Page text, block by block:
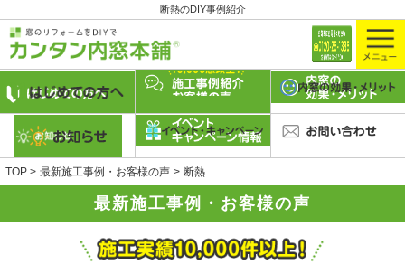
断熱のDIY事例紹介
最新施工事例・お客様の声
TOP 最新施工事例・お客様の声 断熱